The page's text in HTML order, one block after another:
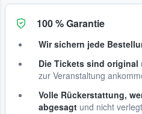
100 % Garantie
Wir sichern jede
Die Tickets sind original
zur Veranstaltung
Volle Rückerstattung,
abgesagt und nicht